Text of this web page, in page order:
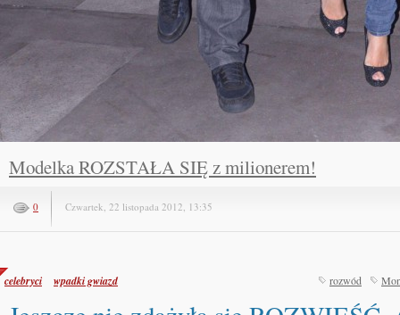
Modelka ROZSTAŁA SIĘ z milionerem!
0 Czwartek, 22 listopada 2012, 13:35
celebryci wpadki gwiazd rozwód